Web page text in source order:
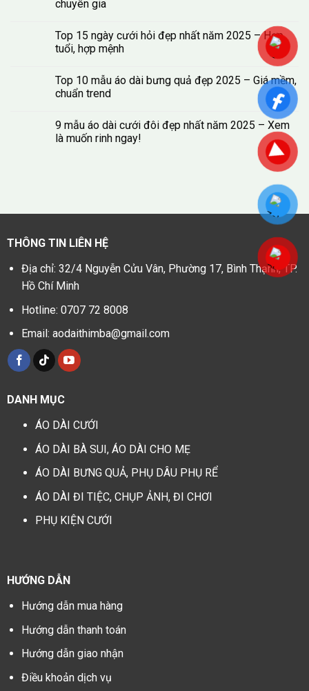
chuyên gia
Top 15 ngày cưới hỏi đẹp nhất năm 2025 – Hợp
tuổi, hợp mệnh
Top 10 mẫu áo dài bưng quả đẹp 2025 – Giá mềm,
chuẩn trend
9 mẫu áo dài cưới đôi đẹp nhất năm 2025 – Xem
là muốn rinh ngay!
THÔNG TIN LIÊN HỆ
Địa chỉ: 32/4 Nguyễn Cửu Vân, Phường 17, Bình Thạnh, TP.
Hồ Chí Minh
Hotline: 0707 72 8008
Email: aodaithimba@gmail.com
DANH MỤC
ÁO DÀI CƯỚI
ÁO DÀI BÀ SUI, ÁO DÀI CHO MẸ
ÁO DÀI BƯNG QUẢ, PHỤ DÂU PHỤ RỂ
ÁO DÀI ĐI TIỆC, CHỤP ẢNH, ĐI CHƠI
PHỤ KIỆN CƯỚI
HƯỚNG DẪN
Hướng dẫn mua hàng
Hướng dẫn thanh toán
Hướng dẫn giao nhận
Điều khoản dịch vụ